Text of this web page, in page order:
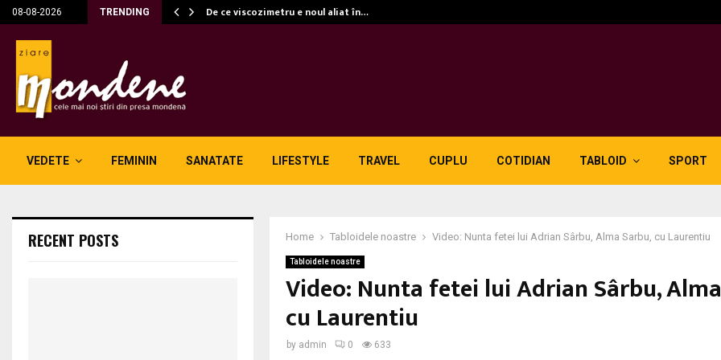
08-08-2026 TRENDING De ce viscozimetru e noul aliat în…
VEDETE FEMININ SANATATE LIFESTYLE TRAVEL CUPLU COTIDIAN TABLOID SPORT
Home Tabloidele noastre Video: Nunta fetei lui Adrian Sârbu, Alma Sarbu, cu Laurentiu
Tabloidele noastre
Video: Nunta fetei lui Adrian Sârbu,
cu Laurentiu
by admin 0 633
RECENT POSTS